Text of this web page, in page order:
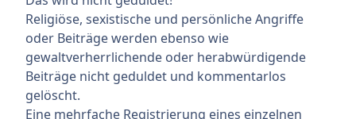
Religiöse, sexistische und persönliche Angriffe
oder Beiträge werden ebenso wie
gewaltverherrlichende oder herabwürdigende
Beiträge nicht geduldet und kommentarlos
gelöscht.
Eine mehrfache Registrierung eines einzelnen